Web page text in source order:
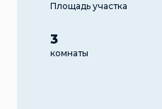
Площадь участка
3
комнаты